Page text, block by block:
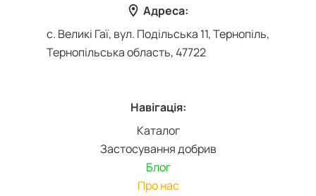
Адреса:
с. Великі Гаї, вул. Подільська 11, Тернопіль,
Тернопільська область, 47722
Навігація:
Каталог
Застосування добрив
Блог
Про нас